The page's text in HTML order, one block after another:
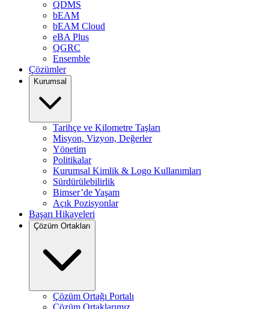
QDMS
bEAM
bEAM Cloud
eBA Plus
QGRC
Ensemble
Çözümler
Kurumsal
Tarihçe ve Kilometre Taşları
Misyon, Vizyon, Değerler
Yönetim
Politikalar
Kurumsal Kimlik & Logo Kullanımları
Sürdürülebilirlik
Bimser’de Yaşam
Açık Pozisyonlar
Başarı Hikayeleri
Çözüm Ortakları
Çözüm Ortağı Portalı
Çözüm Ortaklarımız